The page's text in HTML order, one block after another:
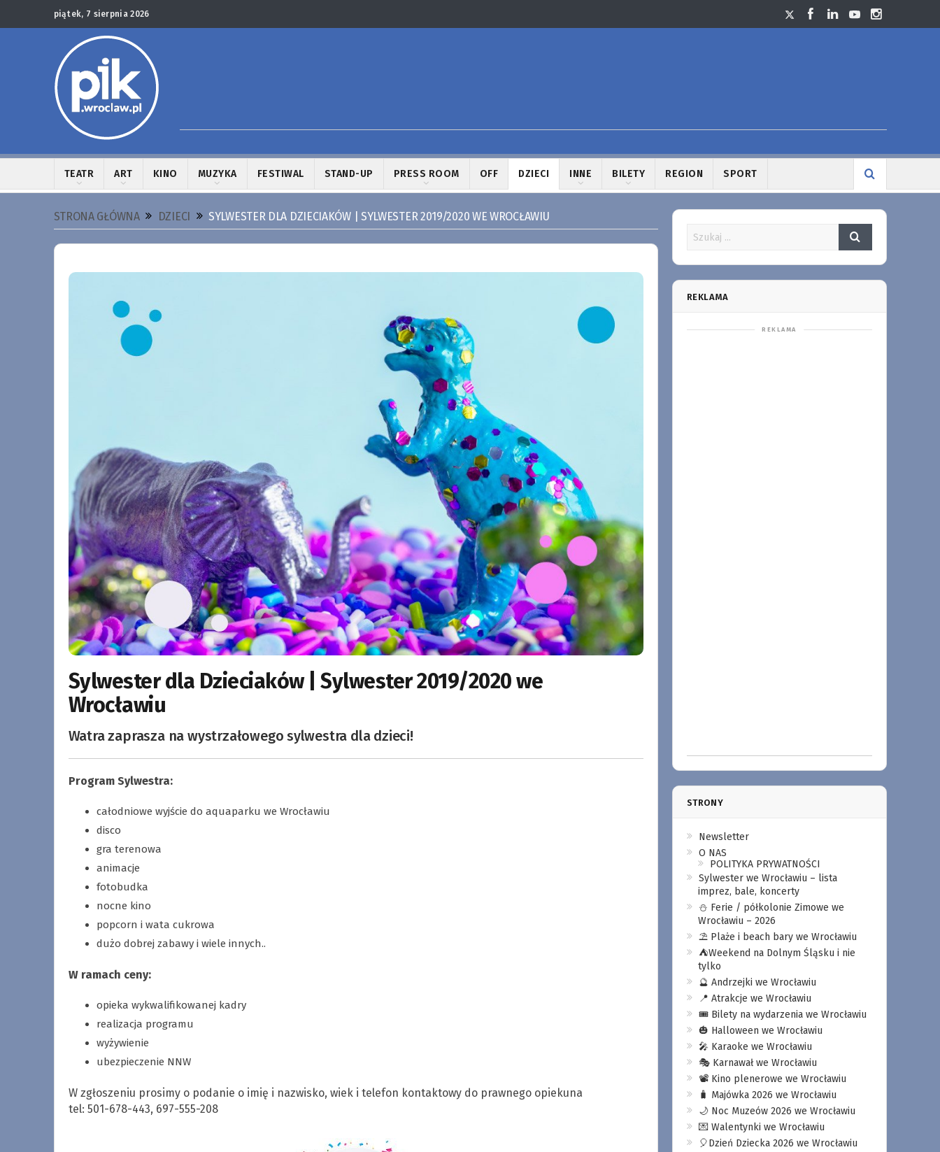
piątek, 7 sierpnia 2026
TEATR ART KINO MUZYKA FESTIWAL STAND-UP PRESS ROOM OFF DZIECI INNE BILETY REGION SPORT
STRONA GŁÓWNA DZIECI SYLWESTER DLA DZIECIAKÓW | SYLWESTER 2019/2020 WE WROCŁAWIU
Sylwester dla Dzieciaków | Sylwester 2019/2020 we
Wrocławiu
Watra zaprasza na wystrzałowego sylwestra dla dzieci!
Program Sylwestra:
całodniowe wyjście do aquaparku we Wrocławiu
disco
gra terenowa
animacje
fotobudka
nocne kino
popcorn i wata cukrowa
dużo dobrej zabawy i wiele innych..
W ramach ceny:
opieka wykwalifikowanej kadry
realizacja programu
wyżywienie
ubezpieczenie NNW
W zgłoszeniu prosimy o podanie o imię i nazwisko, wiek i telefon kontaktowy do prawnego opiekuna
tel: 501-678-443, 697-555-208
REKLAMA
STRONY
Newsletter
O NAS
POLITYKA PRYWATNOŚCI
Sylwester we Wrocławiu – lista
imprez, bale, koncerty
⛄️ Ferie / półkolonie Zimowe we
Wrocławiu – 2026
⛱️ Plaże i beach bary we Wrocławiu
⛺️Weekend na Dolnym Śląsku i nie
tylko
🔮 Andrzejki we Wrocławiu
📍 Atrakcje we Wrocławiu
🎟️ Bilety na wydarzenia we Wrocławiu
🎃 Halloween we Wrocławiu
🎤 Karaoke we Wrocławiu
🎭 Karnawał we Wrocławiu
📽️ Kino plenerowe we Wrocławiu
🧳 Majówka 2026 we Wrocławiu
🌙 Noc Muzeów 2026 we Wrocławiu
💌 Walentynki we Wrocławiu
🎈Dzień Dziecka 2026 we Wrocławiu